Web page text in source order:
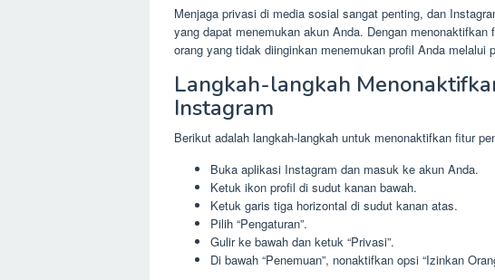
Menjaga privasi di media sosial sangat penting, dan
yang dapat menemukan akun Anda. Dengan
orang yang tidak diinginkan menemukan profil Anda melalui
Langkah-langkah
Instagram
Berikut adalah langkah-langkah untuk menonaktifkan fitur
Buka aplikasi Instagram dan masuk ke akun Anda.
Ketuk ikon profil di sudut kanan bawah.
Ketuk garis tiga horizontal di sudut kanan atas.
Pilih “Pengaturan”.
Gulir ke bawah dan ketuk “Privasi”.
Di bawah “Penemuan”, nonaktifkan opsi “Izinkan